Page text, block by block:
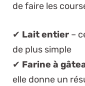
de faire les
✔ Lait entier –
de plus simple
✔ Farine à
elle donne un